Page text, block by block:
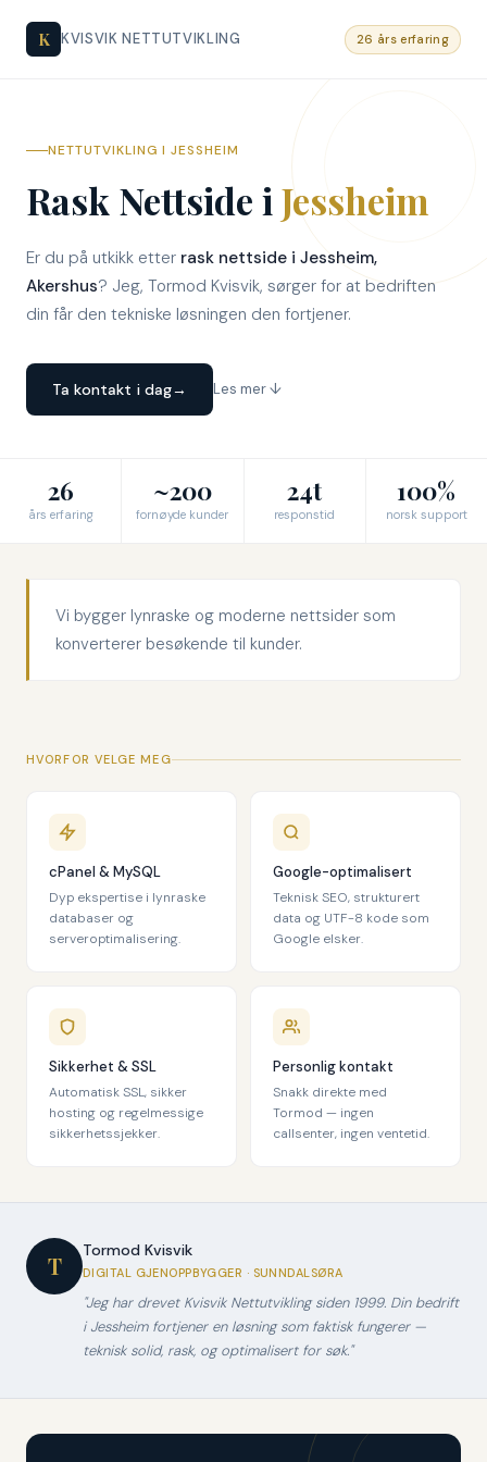
K KVISVIK NETTUTVIKLING 26 års erfaring
NETTUTVIKLING I JESSHEIM
Rask Nettside i Jessheim
Er du på utkikk etter rask nettside i Jessheim,
Akershus? Jeg, Tormod Kvisvik, sørger for at bedriften
din får den tekniske løsningen den fortjener.
Ta kontakt i dag→ Les mer ↓
26
års erfaring
~200
fornøyde kunder
24t
responstid
100%
norsk support
Vi bygger lynraske og moderne nettsider som
konverterer besøkende til kunder.
HVORFOR VELGE MEG
cPanel & MySQL
Dyp ekspertise i lynraske
databaser og
serveroptimalisering.
Google-optimalisert
Teknisk SEO, strukturert
data og UTF-8 kode som
Google elsker.
Sikkerhet & SSL
Automatisk SSL, sikker
hosting og regelmessige
sikkerhetssjekker.
Personlig kontakt
Snakk direkte med
Tormod — ingen
callsenter, ingen ventetid.
T
Tormod Kvisvik
DIGITAL GJENOPPBYGGER · SUNNDALSØRA
"Jeg har drevet Kvisvik Nettutvikling siden 1999. Din bedrift
i Jessheim fortjener en løsning som faktisk fungerer —
teknisk solid, rask, og optimalisert for søk."